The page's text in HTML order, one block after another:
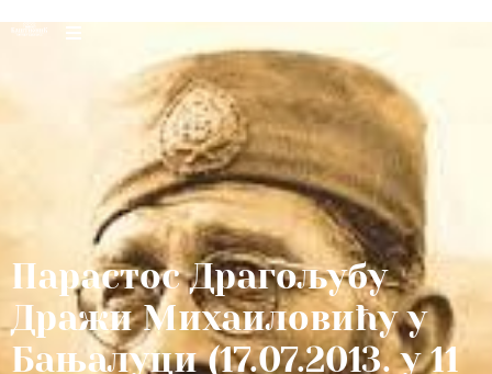
Парастос Драгољубу
Дражи Михаиловићу у
Бањалуци (17.07.2013. у 11